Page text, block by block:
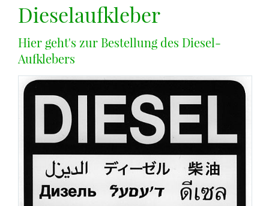
Dieselaufkleber
Hier geht's zur Bestellung des Diesel-
Aufklebers